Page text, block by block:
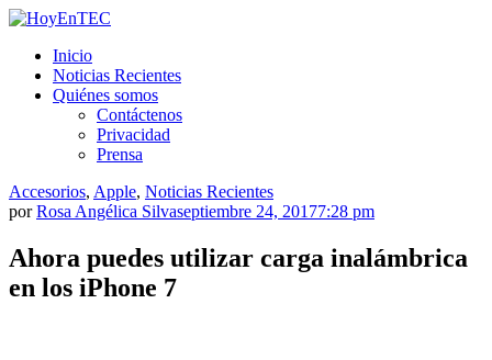
Saltar
contenido.
Inicio
Noticias Recientes
Quiénes somos
Contáctenos
Privacidad
Prensa
Accesorios, Apple, Noticias Recientes
porRosa Angélica Silvaseptiembre 24, 20177:28 pm
Ahora puedes utilizar carga inalámbrica
en los iPhone 7